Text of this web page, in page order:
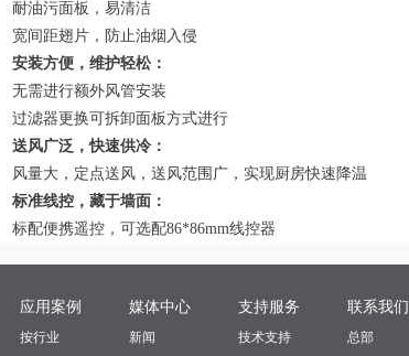
耐油污面板，易清洁
宽间距翅片，防止油烟入侵
安装方便，维护轻松：
无需进行额外风管安装
过滤器更换可拆卸面板方式进行
送风广泛，快速供冷：
风量大 ，定点送风，送风范围广，实现厨房快速降温
标准线控，藏于墙面：
标配便携遥控，可选配86*86mm线控器
应用案例
按行业
媒体中心
新闻
支持服务
技术支持
联系我们
总部